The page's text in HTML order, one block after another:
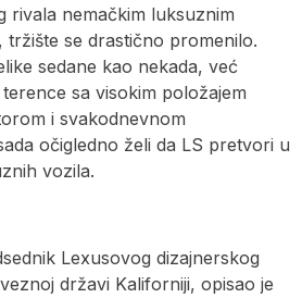
rivala nemačkim luksuznim
tržište se drastično promenilo.
sedane kao nekada, već
sa visokim položajem
i svakodnevnom
očigledno želi da LS pretvori u
vozila.
Lexusovog dizajnerskog
državi Kaliforniji, opisao je